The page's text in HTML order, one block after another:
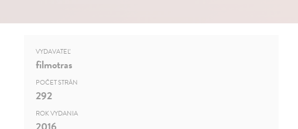
VYDAVATEĽ
filmotras
POČET STRÁN
292
ROK VYDANIA